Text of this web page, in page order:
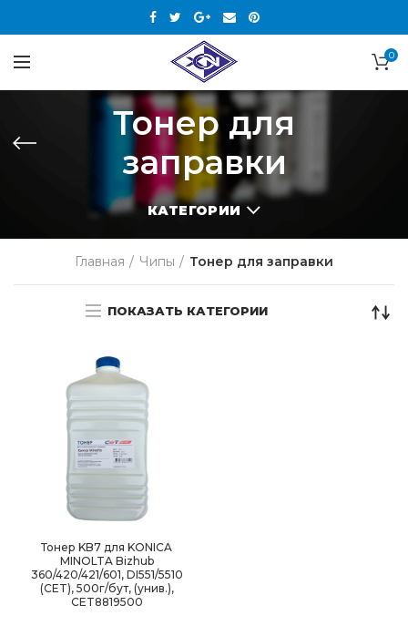
0
Тонер для
заправки
КАТЕГОРИИ
Главная Чипы Тонер для заправки
ПОКАЗАТЬ КАТЕГОРИИ
Тонер KB7 для KONICA
MINOLTA Bizhub
360/420/421/601, DI551/5510
(CET), 500г/бут, (унив.),
CET8819500